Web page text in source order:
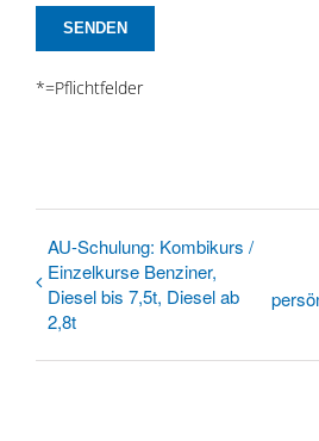
*=Pflichtfelder
AU-Schulung: Kombikurs /
Einzelkurse Benziner,
Diesel bis 7,5t, Diesel ab
2,8t